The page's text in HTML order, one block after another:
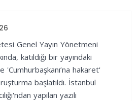
Genel Yayın Yönetmeni
katıldığı bir yayındaki
hakaret'
başlatıldı. İstanbul
yapılan yazılı